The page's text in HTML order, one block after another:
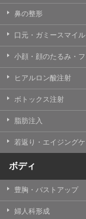
対応等のサービ
・医療サービス
及び研究機関と
・サービス向
療関連商品に
これに付随する
・Cookie等の
関する情報の収
・閲覧記録等か
の広告に利用す
め
・患者様のサー
鼻の整形
口元・ガミースマイ
小顔・顔のたるみ・
ヒアルロン酸注射
ボトックス注射
脂肪注入
若返り・エイジング
ボディ
豊胸・バストアップ
婦人科形成